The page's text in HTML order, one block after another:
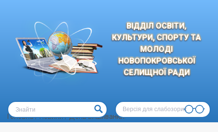
ВІДДІЛ ОСВІТИ,
КУЛЬТУРИ, СПОРТУ ТА
МОЛОДІ
НОВОПОКРОВСЬКОЇ
СЕЛИЩНОЇ РАДИ
Версія для слабозорих
Головна/Новини/День вишиванки!